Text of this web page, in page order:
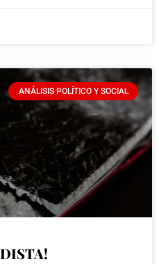
ANÁLISIS POLÍTICO Y SOCIAL